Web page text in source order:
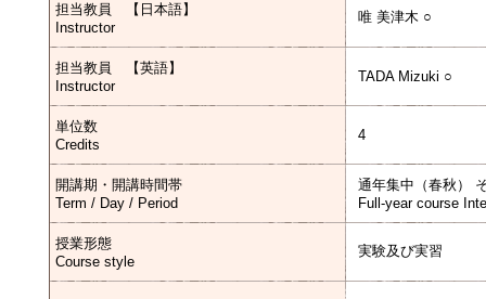
担当教員 【日本語】
Instructor
唯 美津木 ○
担当教員 【英語】
Instructor
TADA Mizuki ○
単位数
Credits
4
開講期・開講時間帯
Term / Day / Period
通年集中（春秋）
Full-year course
授業形態
Course style
実験及び実習